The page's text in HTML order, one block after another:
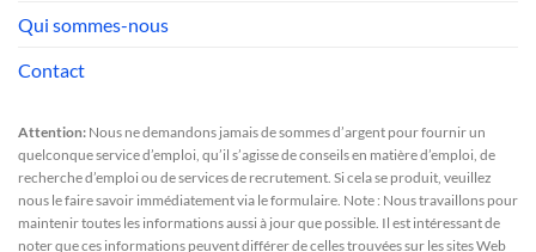
Qui sommes-nous
Contact
Attention: Nous ne demandons jamais de sommes d’argent pour fournir un
quelconque service d’emploi, qu’il s’agisse de conseils en matière d’emploi, de
recherche d’emploi ou de services de recrutement. Si cela se produit, veuillez
nous le faire savoir immédiatement via le formulaire. Note : Nous travaillons pour
maintenir toutes les informations aussi à jour que possible. Il est intéressant de
noter que ces informations peuvent différer de celles trouvées sur les sites Web